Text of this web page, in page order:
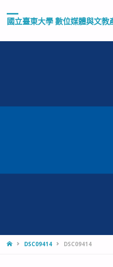
國立臺東大學 數位媒體與文教
HOMEDSC09414 DSC09414